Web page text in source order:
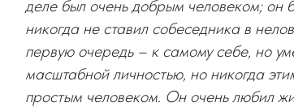
деле был очень добрым человеком;
никогда не ставил собеседника в
первую очередь – к самому себе, но
масштабной личностью, но никогда
простым человеком. Он очень любил